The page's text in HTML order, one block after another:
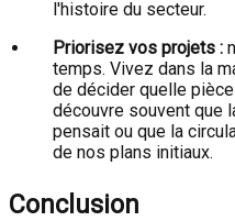
l'histoire du secteur.
Priorisez vos projets :
temps. Vivez dans la
de décider quelle
découvre souvent que
pensait ou que la
de nos plans initiaux.
Conclusion